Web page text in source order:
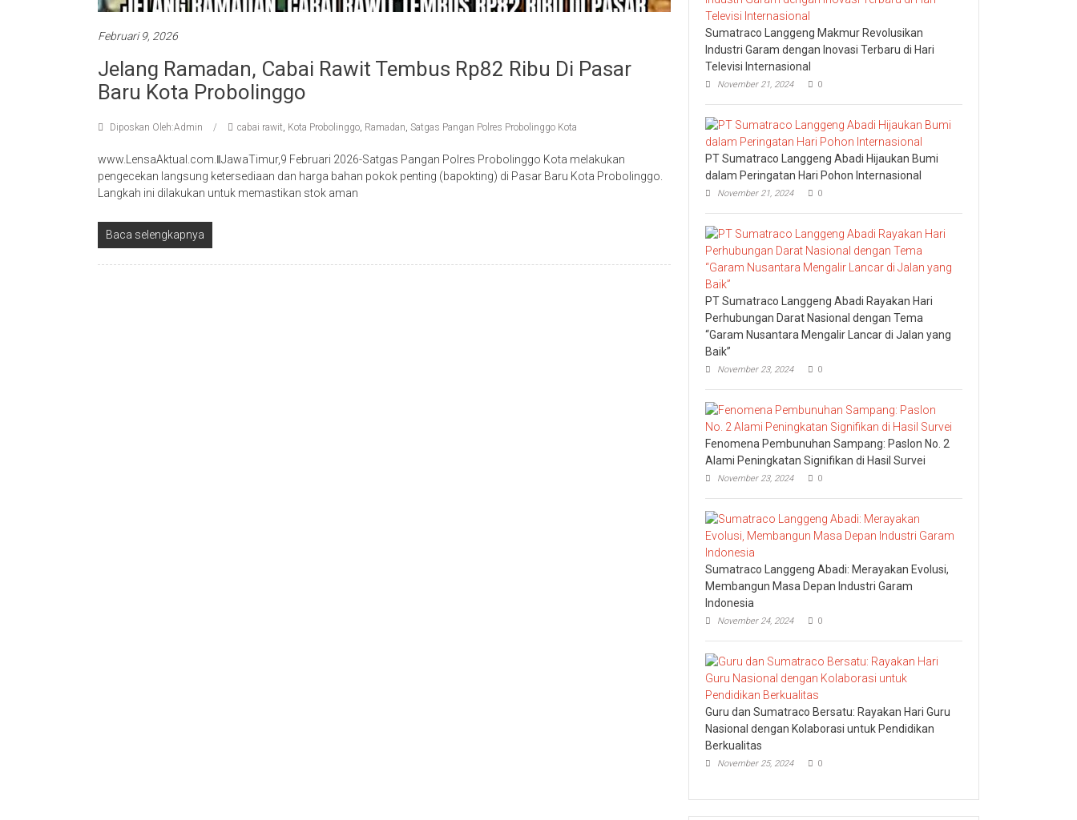
Februari 9, 2026
Jelang Ramadan, Cabai Rawit Tembus Rp82 Ribu Di Pasar
Baru Kota Probolinggo
Diposkan Oleh:Admin cabai rawit, Kota Probolinggo, Ramadan, Satgas Pangan Polres Probolinggo Kota
www.LensaAktual.com.ǁJawaTimur,9 Februari 2026-Satgas Pangan Polres Probolinggo Kota melakukan
pengecekan langsung ketersediaan dan harga bahan pokok penting (bapokting) di Pasar Baru Kota Probolinggo.
Langkah ini dilakukan untuk memastikan stok aman
Baca selengkapnya
Sumatraco Langgeng Makmur Revolusikan
Industri Garam dengan Inovasi Terbaru di Hari
Televisi Internasional
November 21, 2024 0
PT Sumatraco Langgeng Abadi Hijaukan Bumi
dalam Peringatan Hari Pohon Internasional
November 21, 2024 0
PT Sumatraco Langgeng Abadi Rayakan Hari
Perhubungan Darat Nasional dengan Tema
“Garam Nusantara Mengalir Lancar di Jalan yang
Baik”
November 23, 2024 0
Fenomena Pembunuhan Sampang: Paslon No. 2
Alami Peningkatan Signifikan di Hasil Survei
November 23, 2024 0
Sumatraco Langgeng Abadi: Merayakan Evolusi,
Membangun Masa Depan Industri Garam
Indonesia
November 24, 2024 0
Guru dan Sumatraco Bersatu: Rayakan Hari Guru
Nasional dengan Kolaborasi untuk Pendidikan
Berkualitas
November 25, 2024 0